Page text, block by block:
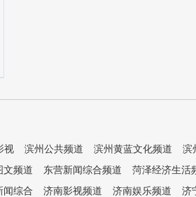
视 滨州公共频道 滨州黄蓝文化频道 滨
文频道 东营新闻综合频道 菏泽经济生活
闻综合 济南影视频道 济南娱乐频道 济